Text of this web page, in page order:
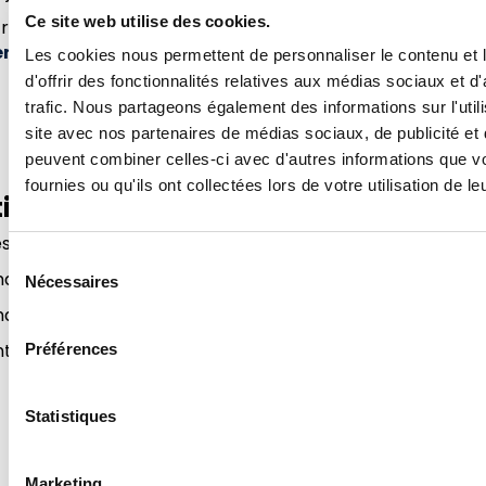
Ce site web utilise des cookies.
Les cookies nous permettent de personnaliser le contenu et
d'offrir des fonctionnalités relatives aux médias sociaux et
trafic. Nous partageons également des informations sur
site avec nos partenaires de médias sociaux, de publicité et
peuvent combiner celles-ci avec d'autres informations que
fournies ou qu'ils ont collectées lors de votre utilisation de
du
consentement
Nécessaires
Préférences
Statistiques
associé,nous préconisons de corriger cette
:
solutions Unified Communications Manager vers les
également disponibles, le détail est disponible dans les